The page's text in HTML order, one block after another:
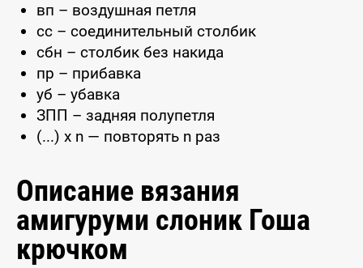
вп – воздушная петля
сс – соединительный столбик
сбн – столбик без накида
пр – прибавка
уб – убавка
ЗПП – задняя полупетля
(...) x n — повторять n раз
Описание вязания
амигуруми слоник Гоша
крючком